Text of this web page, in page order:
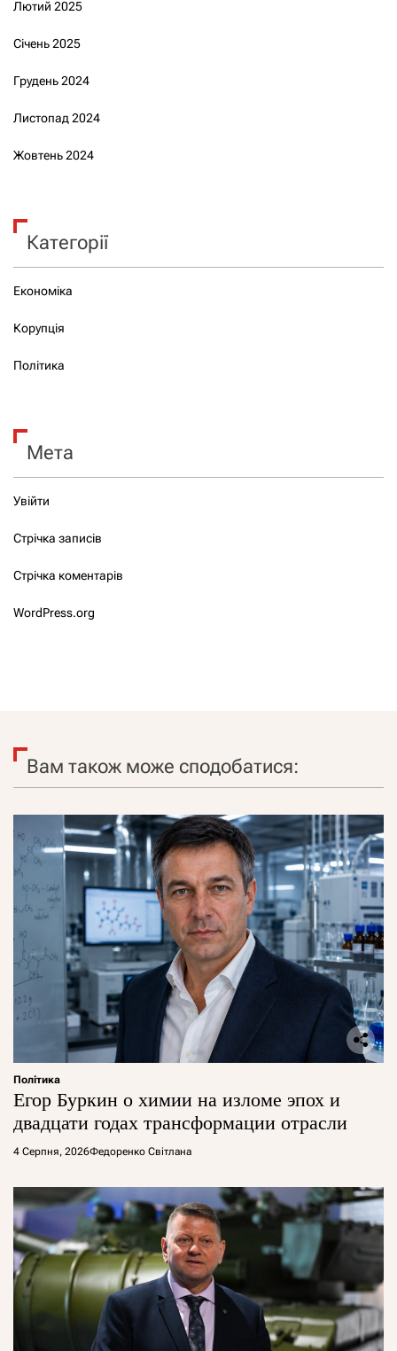
Лютий 2025
Січень 2025
Грудень 2024
Листопад 2024
Жовтень 2024
Категорії
Економіка
Корупція
Політика
Мета
Увійти
Стрічка записів
Стрічка коментарів
WordPress.org
Вам також може сподобатися:
Політика
Егор Буркин о химии на изломе эпох и
двадцати годах трансформации отрасли
4 Серпня, 2026Федоренко Світлана